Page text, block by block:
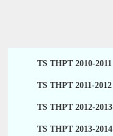
TS THPT 2010-2011
TS THPT 2011-2012
TS THPT 2012-2013
TS THPT 2013-2014